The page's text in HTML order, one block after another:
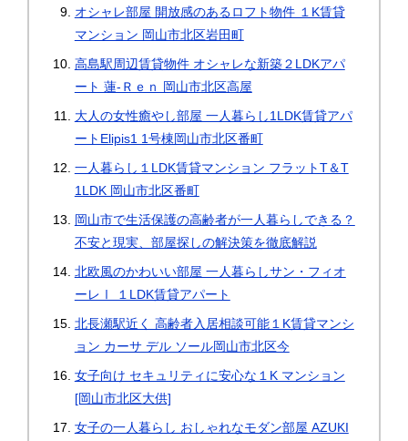
オシャレ部屋 開放感のあるロフト物件 １K賃貸
マンション 岡山市北区岩田町
高島駅周辺賃貸物件 オシャレな新築２LDKアパ
ート 蓮-Ｒｅｎ 岡山市北区高屋
大人の女性癒やし部屋 一人暮らし1LDK賃貸アパ
ートElipis1 1号棟岡山市北区番町
一人暮らし１LDK賃貸マンション フラットT＆T
1LDK 岡山市北区番町
岡山市で生活保護の高齢者が一人暮らしできる？
不安と現実、部屋探しの解決策を徹底解説
北欧風のかわいい部屋 一人暮らしサン・フィオ
ーレⅠ １LDK賃貸アパート
北長瀬駅近く 高齢者入居相談可能１K賃貸マンシ
ョン カーサ デル ソール岡山市北区今
女子向け セキュリティに安心な１K マンション
[岡山市北区大供]
女子の一人暮らし おしゃれなモダン部屋 AZUKI